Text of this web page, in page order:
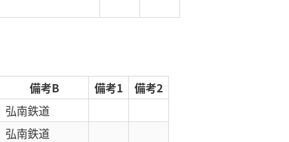
備考B 備考1
備考2
弘南鉄道
弘南鉄道